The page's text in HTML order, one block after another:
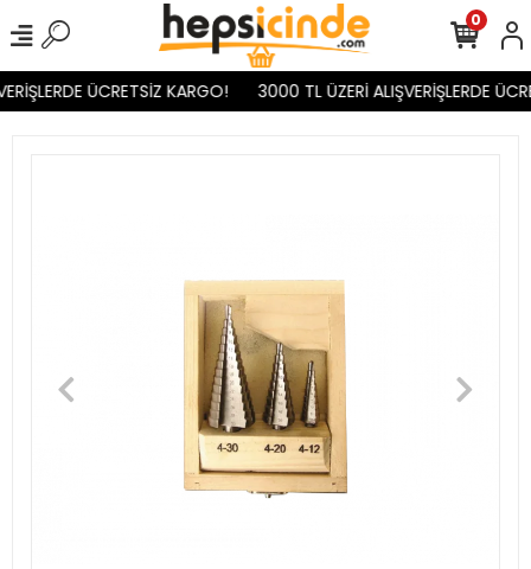
ÜCRETSİZ KARGO! 3000 TL ÜZERİ ALIŞVERİŞLERDE
0